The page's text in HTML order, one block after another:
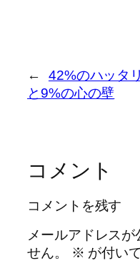
←
42%のハッタリ
と9%の心の壁
コメント
コメントを残す
メールアドレス
せん。
※ が付い